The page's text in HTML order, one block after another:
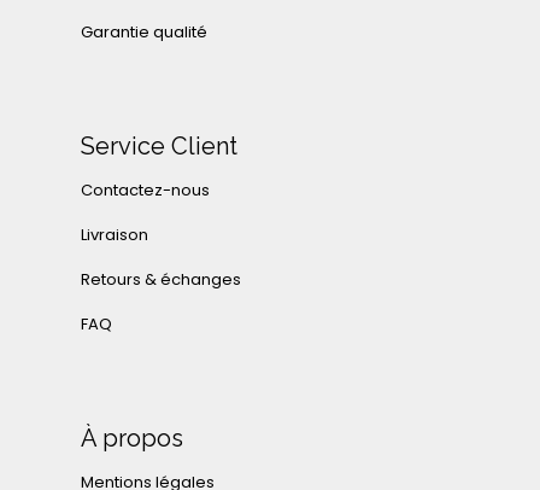
Garantie qualité
Service Client
Contactez-nous
Livraison
Retours & échanges
FAQ
À propos
Mentions légales